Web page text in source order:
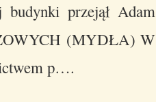
budynki przejął Adam
(MYDŁA) W
p….